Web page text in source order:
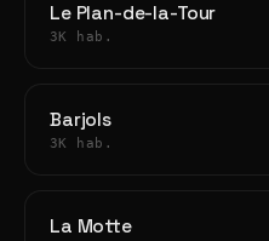
Le Plan-de-la-Tour
3K hab.
Barjols
3K hab.
La Motte